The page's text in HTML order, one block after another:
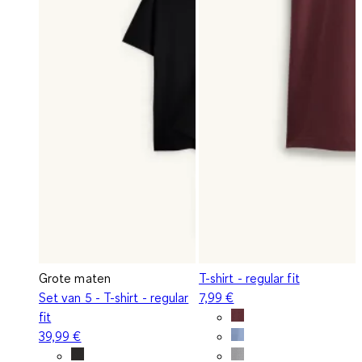
Grote maten
Set van 5 - T-shirt - regular
fit
39,99 €
T-shirt - regular fit
7,99 €